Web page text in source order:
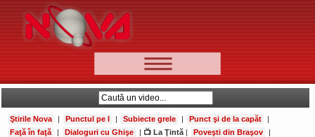
📰 Ştiri
Video
🆕 Cele mai noi
Ştirile Nova | Punctul pe I | Subiecte grele | Punct şi de la capăt
|
Faţă în faţă
| Dialoguri cu Ghişe | 📺 La Ţintă | Poveşti din Braşov
|